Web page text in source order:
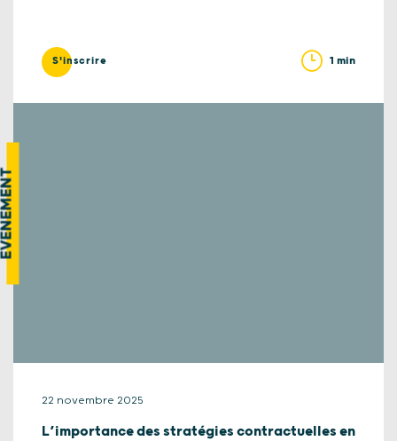
S'inscrire 1 min
22 novembre 2025
L’importance des stratégies contractuelles en